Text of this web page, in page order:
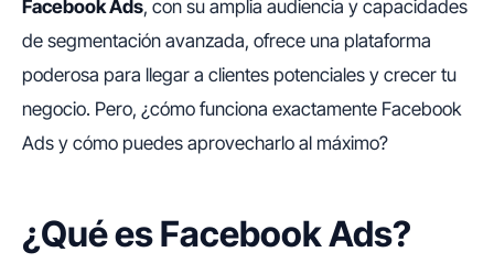
Facebook Ads, con su amplia audiencia y capacidades
de segmentación avanzada, ofrece una plataforma
poderosa para llegar a clientes potenciales y crecer tu
negocio. Pero, ¿cómo funciona exactamente Facebook
Ads y cómo puedes aprovecharlo al máximo?
¿Qué es Facebook Ads?